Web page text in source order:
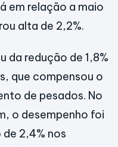
em relação a maio
alta de 2,2%.
da redução de 1,8%
que compensou o
de pesados. No
o desempenho foi
2,4% nos